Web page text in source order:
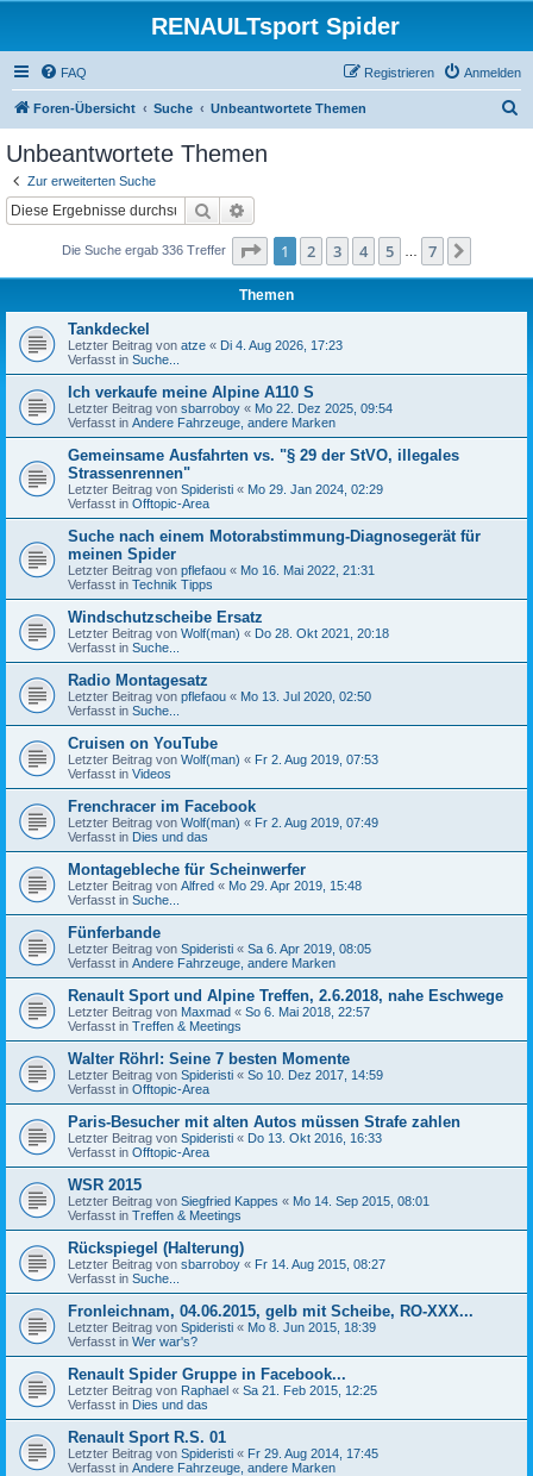
RENAULTsport Spider
FAQ Anmelden
Registrieren
Foren-Übersicht Suche Unbeantwortete Themen
Unbeantwortete Themen
Zur erweiterten Suche
Suche
Die Suche ergab 336 Treffer Seite 1von
1 2 3 4 5 7
Themen
Tankdeckel
Letzter Beitrag von atze « Di 4. Aug 2026, 17:23
Verfasst in Suche...
Ich verkaufe meine Alpine A110 S
Letzter Beitrag von sbarroboy « Mo 22. Dez 2025, 09:54
Verfasst in Andere Fahrzeuge, andere Marken
Gemeinsame Ausfahrten vs. "§ 29 der StVO, illegales
Strassenrennen"
Letzter Beitrag von Spideristi « Mo 29. Jan 2024, 02:29
Verfasst in Offtopic-Area
Suche nach einem Motorabstimmung-Diagnosegerät für
meinen Spider
Letzter Beitrag von pflefaou « Mo 16. Mai 2022, 21:31
Verfasst in Technik Tipps
Windschutzscheibe Ersatz
Letzter Beitrag von Wolf(man) « Do 28. Okt 2021, 20:18
Verfasst in Suche...
Radio Montagesatz
Letzter Beitrag von pflefaou « Mo 13. Jul 2020, 02:50
Verfasst in Suche...
Cruisen on YouTube
Letzter Beitrag von Wolf(man) « Fr 2. Aug 2019, 07:53
Verfasst in Videos
Frenchracer im Facebook
Letzter Beitrag von Wolf(man) « Fr 2. Aug 2019, 07:49
Verfasst in Dies und das
Montagebleche für Scheinwerfer
Letzter Beitrag von Alfred « Mo 29. Apr 2019, 15:48
Verfasst in Suche...
Fünferbande
Letzter Beitrag von Spideristi « Sa 6. Apr 2019, 08:05
Verfasst in Andere Fahrzeuge, andere Marken
Renault Sport und Alpine Treffen, 2.6.2018, nahe Eschwege
Letzter Beitrag von Maxmad « So 6. Mai 2018, 22:57
Verfasst in Treffen & Meetings
Walter Röhrl: Seine 7 besten Momente
Letzter Beitrag von Spideristi « So 10. Dez 2017, 14:59
Verfasst in Offtopic-Area
Paris-Besucher mit alten Autos müssen Strafe zahlen
Letzter Beitrag von Spideristi « Do 13. Okt 2016, 16:33
Verfasst in Offtopic-Area
WSR 2015
Letzter Beitrag von Siegfried Kappes « Mo 14. Sep 2015, 08:01
Verfasst in Treffen & Meetings
Rückspiegel (Halterung)
Letzter Beitrag von sbarroboy « Fr 14. Aug 2015, 08:27
Verfasst in Suche...
Fronleichnam, 04.06.2015, gelb mit Scheibe, RO-XXX...
Letzter Beitrag von Spideristi « Mo 8. Jun 2015, 18:39
Verfasst in Wer war's?
Renault Spider Gruppe in Facebook...
Letzter Beitrag von Raphael « Sa 21. Feb 2015, 12:25
Verfasst in Dies und das
Renault Sport R.S. 01
Letzter Beitrag von Spideristi « Fr 29. Aug 2014, 17:45
Verfasst in Andere Fahrzeuge, andere Marken